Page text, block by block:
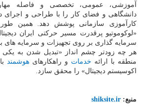
آموزشی، عمومی، تخصصی و فاصله
دانشگاهی و فضای کار را با طراحی و اجرای
کارآموزی سازمانی پوشش دهد. همین طور
«لوکوموتیو پرقدرت مسیر حرکتی ایران
سرمایه گذاری بر روی تجهیزات و سرمایه های
منطقه با ارائه خدمات و راهکارهای هوشمند
اکوسیستم دیجیتال» را محقق سازد.
منبع: shiksite.ir